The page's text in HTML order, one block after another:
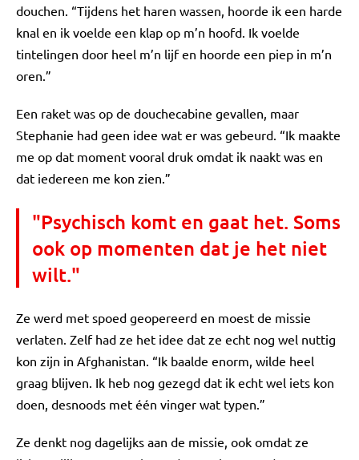
douchen. “Tijdens het haren wassen, hoorde ik een harde
knal en ik voelde een klap op m’n hoofd. Ik voelde
tintelingen door heel m’n lijf en hoorde een piep in m’n
oren.”
Een raket was op de douchecabine gevallen, maar
Stephanie had geen idee wat er was gebeurd. “Ik maakte
me op dat moment vooral druk omdat ik naakt was en
dat iedereen me kon zien.”
"Psychisch komt en gaat het. Soms
ook op momenten dat je het niet
wilt."
Ze werd met spoed geopereerd en moest de missie
verlaten. Zelf had ze het idee dat ze echt nog wel nuttig
kon zijn in Afghanistan. “Ik baalde enorm, wilde heel
graag blijven. Ik heb nog gezegd dat ik echt wel iets kon
doen, desnoods met één vinger wat typen.”
Ze denkt nog dagelijks aan de missie, ook omdat ze